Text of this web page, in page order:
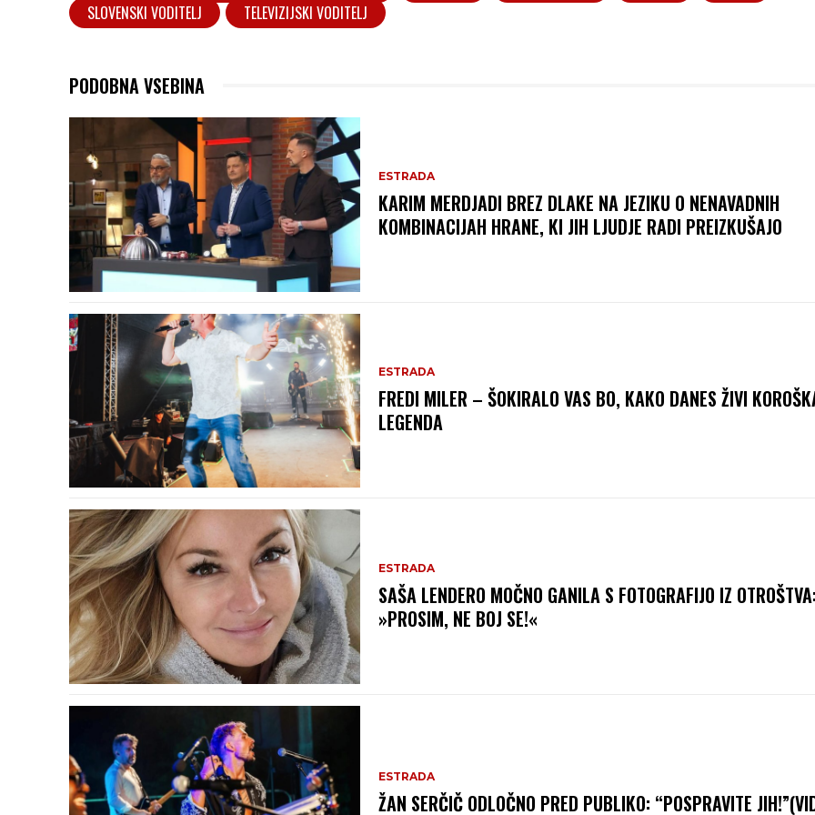
SLOVENSKI VODITELJ TELEVIZIJSKI VODITELJ
PODOBNA VSEBINA
ESTRADA
KARIM MERDJADI BREZ DLAKE NA JEZIKU O NENAVADNIH
KOMBINACIJAH HRANE, KI JIH LJUDJE RADI PREIZKUŠAJO
ESTRADA
FREDI MILER – ŠOKIRALO VAS BO, KAKO DANES ŽIVI
LEGENDA
ESTRADA
SAŠA LENDERO MOČNO GANILA S FOTOGRAFIJO IZ
»PROSIM, NE BOJ SE!«
ESTRADA
ŽAN SERČIČ ODLOČNO PRED PUBLIKO: “POSPRAVITE